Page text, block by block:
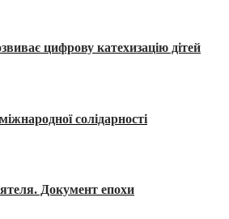
цифрову катехизацію дітей
солідарності
Документ епохи